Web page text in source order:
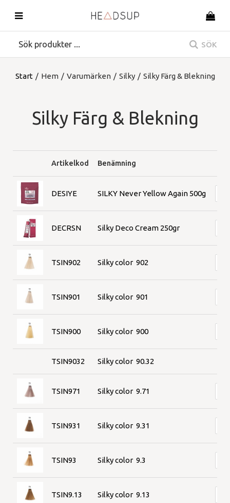
SÖK
Start / Hem / Varumärken / Silky / Silky Färg & Blekning
Silky Färg & Blekning
Artikelkod Benämning
DESIYE SILKY Never Yellow Again 500g
DECRSN Silky Deco Cream 250gr
TSIN902 Silky color 902
TSIN901 Silky color 901
TSIN900 Silky color 900
TSIN9032 Silky color 90.32
TSIN971 Silky color 9.71
TSIN931 Silky color 9.31
TSIN93 Silky color 9.3
TSIN9.13 Silky color 9.13